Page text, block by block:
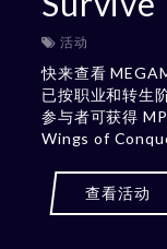
活动
快来查看
已按职业和转生
参与者可获得
Wings of
查看活动